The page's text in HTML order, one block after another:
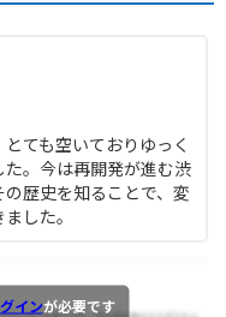
ても空いておりゆっく
。今は再開発が進む渋
歴史を知ることで、変
した。
インが必要です